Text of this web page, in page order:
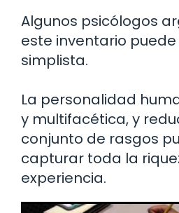
Algunos psicólogos
este inventario
simplista.
La personalidad
y multifacética, y
conjunto de rasgos
capturar toda la
experiencia.